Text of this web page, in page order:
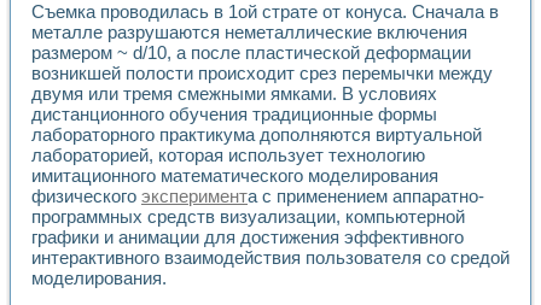
Применение LabVIEW для исследования течения в
Создание виртуальной работы «Изучение магнитных
Обратный маятник
Устройство для изучения основ интерфейсов обмена по
Лабораторный практикум: изучение адиабатического
Стенд для исследования электрических переходных
Система статистической обработки результатов
Автоматизация лазерно-плазменных измерений с
Модельно-измерительный комплекс. Назначение. Состав.
Использование технологий NATIONAL INSTRUMENTS
Учебный практикум "Спектральный и корреляционный
Учебный стенд для исследования принципа действия
Съемка проводилась в 1ой страте от конуса. Сначала в
металле разрушаются неметаллические включения
размером ~ d/10, а после пластической деформации
возникшей полости происходит срез перемычки между
двумя или тремя смежными ямками. В условиях
дистанционного обучения традиционные формы
лабораторного практикума дополняются виртуальной
лабораторией, которая использует технологию
имитационного математического моделирования
физического эксперимента с применением аппаратно-
программных средств визуализации, компьютерной
графики и анимации для достижения эффективного
интерактивного взаимодействия пользователя со средой
моделирования.